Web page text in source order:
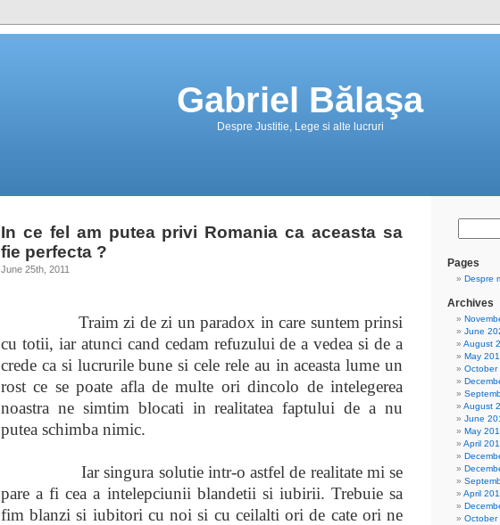
Gabriel Bălaşa
Despre Justitie, Lege si alte lucruri
In ce fel am putea privi Romania ca aceasta sa
fie perfecta ?
June 25th, 2011
Traim zi de zi un paradox in care suntem prinsi
cu totii, iar atunci cand cedam refuzului de a vedea si de a
crede ca si lucrurile bune si cele rele au in aceasta lume un
rost ce se poate afla de multe ori dincolo de intelegerea
noastra ne simtim blocati in realitatea faptului de a nu
putea schimba nimic.
Iar singura solutie intr-o astfel de realitate mi se
pare a fi cea a intelepciunii blandetii si iubirii. Trebuie sa
fim blanzi si iubitori cu noi si cu ceilalti ori de cate ori ne
Pages
Despre
Archives
June
August
May
October
August
June
May
April
April
October